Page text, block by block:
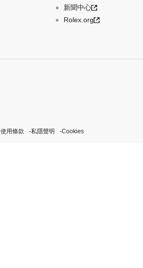
新聞中心
Rolex.org
使用條款 私隱聲明 Cookies